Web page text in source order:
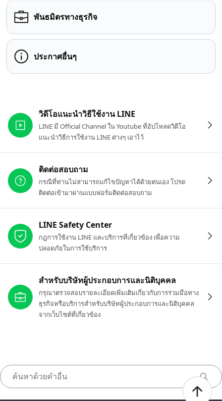
พันธมิตรทางธุรกิจ
ประกาศอื่นๆ
วิดีโอแนะนำวิธีใช้งาน LINE
LINE มี Official Channel ใน Youtube ที่อัปโหลดวิดีโอ
แนะนำวิธีการใช้งาน LINE ต่างๆ เอาไว้
ติดต่อสอบถาม
กรณีที่ท่านไม่สามารถแก้ไขปัญหาได้ด้วยตนเอง โปรด
ติดต่อเข้ามาผ่านแบบฟอร์มติดต่อสอบถาม
LINE Safety Center
กฎการใช้งาน LINE และบริการที่เกี่ยวข้อง เพื่อความ
ปลอดภัยในการใช้บริการ
สำหรับบริษัทผู้ประกอบการและนิติบุคคล
กรุณาตรวจสอบรายละเอียดเพิ่มเติมเกี่ยวกับการร่วมมือทาง
ธุรกิจหรือบริการสำหรับบริษัทผู้ประกอบการและนิติบุคคล
จากเว็บไซต์ที่เกี่ยวข้อง